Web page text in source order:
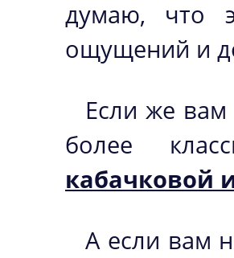
думаю, что
ощущений и
Если же вам
более
кабачковой
А если вам